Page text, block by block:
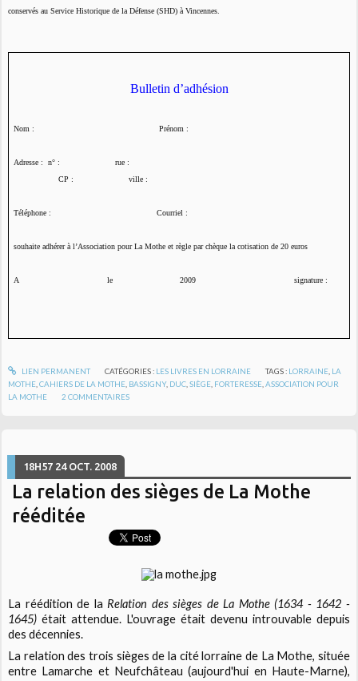
conservés au Service Historique de la Défense (SHD) à Vincennes.
Bulletin d’adhésion
Nom : Prénom :
Adresse : n°:
rue :
CP :
ville :
Téléphone : Courriel :
souhaite adhérer à l’Association pour La Motheet règle par chèque la cotisation de 20 euros
A le 2009 signature :
LIEN PERMANENT CATÉGORIES : LES LIVRES EN LORRAINE TAGS : LORRAINE LA
MOTHE ,CAHIERS DE LA MOTHE BASSIGNY, DUC ,SIÈGE FORTERESSE ,ASSOCIATION POUR
LA MOTHE
2 COMMENTAIRES
18H57 24 OCT. 2008
La relation des sièges de La Mothe
rééditée
La réédition de la Relation des sièges de La Mothe (1634 - 1642 -
1645) était attendue. L'ouvrage était devenu introuvable depuis
des décennies.
La relation des trois sièges de la cité lorraine de La Mothe, située
entre Lamarche et Neufchâteau (aujourd'hui en Haute-Marne),